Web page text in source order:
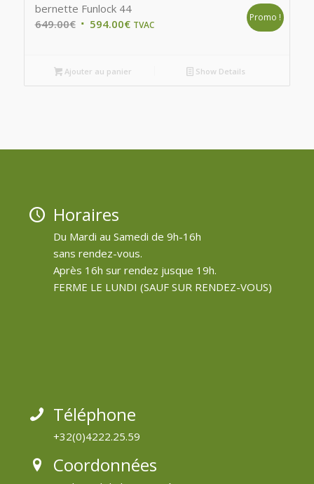
bernette Funlock 44
649.00€ Original
649.00€.
594.00€Current
594.00€.
TVAC
Promo !
Ajouter au panier Show Details
Horaires
Du Mardi au Samedi de 9h-16h
sans rendez-vous.
Après 16h sur rendez jusque 19h.
FERME LE LUNDI (SAUF SUR RENDEZ-VOUS)
Téléphone
+32(0)4222.25.59
Coordonnées